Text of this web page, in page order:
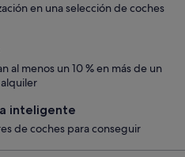
en una selección de coches
al menos un 10 % en más de un
inteligente
de coches para conseguir